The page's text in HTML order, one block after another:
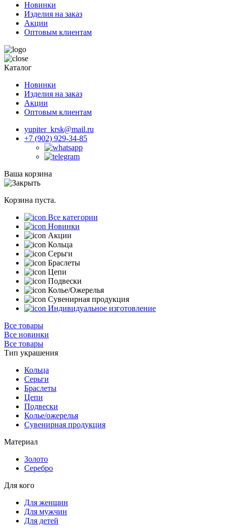
Новинки
Изделия на заказ
Акции
Оптовым клиентам
Каталог
Новинки
Изделия на заказ
Акции
Оптовым клиентам
yupiter_krsk@mail.ru
+7 (902) 929-34-85
Ваша корзина
Корзина пуста.
Все категории
Новинки
Акции
Кольца
Серьги
Браслеты
Цепи
Подвески
Колье/Ожерелья
Сувенирная продукция
Индивидуальное изготовление
Все товары
Все новинки
Все товары
Тип украшения
Кольца
Серьги
Браслеты
Цепи
Подвески
Колье/ожерелья
Сувенирная продукция
Материал
Золото
Серебро
Для кого
Для женщин
Для мужчин
Для детей